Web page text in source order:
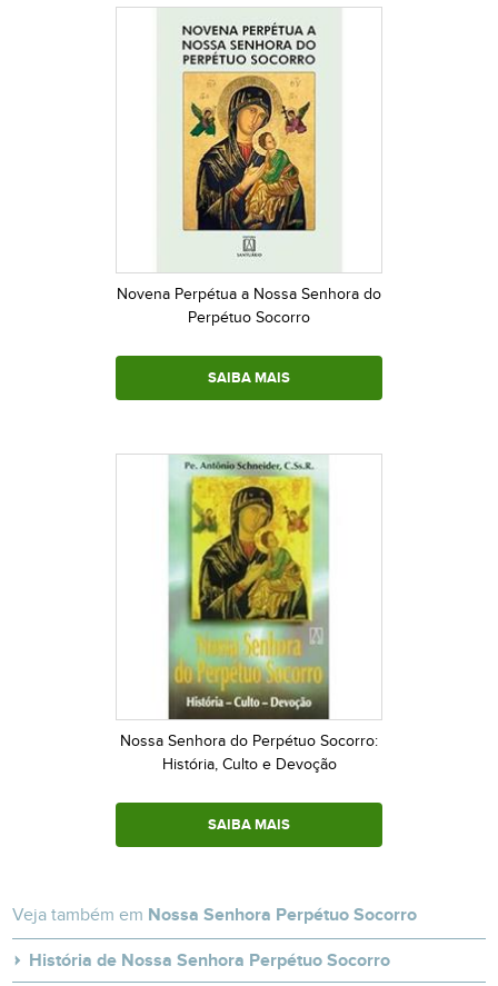
Novena Perpétua a Nossa Senhora do
Perpétuo Socorro
SAIBA MAIS
Nossa Senhora do Perpétuo Socorro:
História, Culto e Devoção
SAIBA MAIS
Veja também em Nossa Senhora Perpétuo Socorro
História de Nossa Senhora Perpétuo Socorro